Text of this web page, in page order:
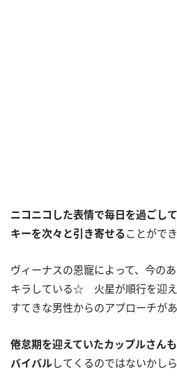
ニコニコした表情で毎日を過ごし
キーを次々と引き寄せる ことがで
ヴィーナスの恩寵によって、今の
キラしている☆ 火星が順行を迎え
すてきな男性からのアプローチが
倦怠期を迎えていたカップルさん
バイバルしてくるのではないかし